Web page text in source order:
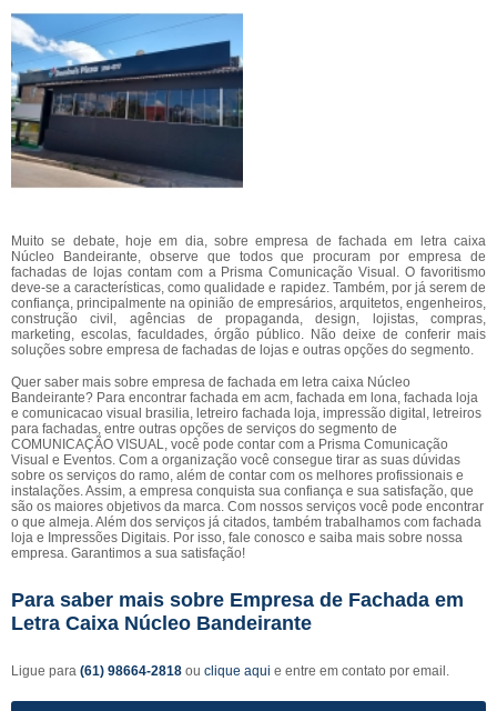
Muito se debate, hoje em dia, sobre empresa de fachada em letra caixa
Núcleo Bandeirante, observe que todos que procuram por empresa de
fachadas de lojas contam com a Prisma Comunicação Visual. O favoritismo
deve-se a características, como qualidade e rapidez. Também, por já serem de
confiança, principalmente na opinião de empresários, arquitetos, engenheiros,
construção civil, agências de propaganda, design, lojistas, compras,
marketing, escolas, faculdades, órgão público. Não deixe de conferir mais
soluções sobre empresa de fachadas de lojas e outras opções do segmento.
Quer saber mais sobre empresa de fachada em letra caixa Núcleo
Bandeirante? Para encontrar fachada em acm, fachada em lona, fachada loja
e comunicacao visual brasilia, letreiro fachada loja, impressão digital, letreiros
para fachadas, entre outras opções de serviços do segmento de
COMUNICAÇÃO VISUAL, você pode contar com a Prisma Comunicação
Visual e Eventos. Com a organização você consegue tirar as suas dúvidas
sobre os serviços do ramo, além de contar com os melhores profissionais e
instalações. Assim, a empresa conquista sua confiança e sua satisfação, que
são os maiores objetivos da marca. Com nossos serviços você pode encontrar
o que almeja. Além dos serviços já citados, também trabalhamos com fachada
loja e Impressões Digitais. Por isso, fale conosco e saiba mais sobre nossa
empresa. Garantimos a sua satisfação!
Para saber mais sobre Empresa de Fachada em
Letra Caixa Núcleo Bandeirante
Ligue para (61) 98664-2818 ou clique aqui e entre em contato por email.